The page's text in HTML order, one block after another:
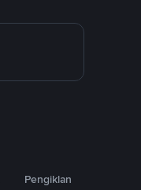
Pengiklan